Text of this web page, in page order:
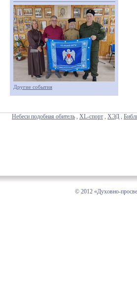
Другие события
Небеси подобная обитель , XL-спорт , ХЭД ,
© 2012 «Духовно-